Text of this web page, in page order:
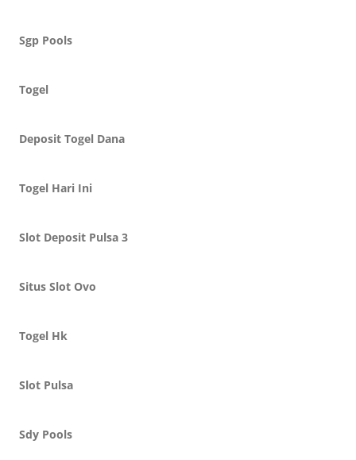
Sgp Pools
Togel
Deposit Togel Dana
Togel Hari Ini
Slot Deposit Pulsa 3
Situs Slot Ovo
Togel Hk
Slot Pulsa
Sdy Pools